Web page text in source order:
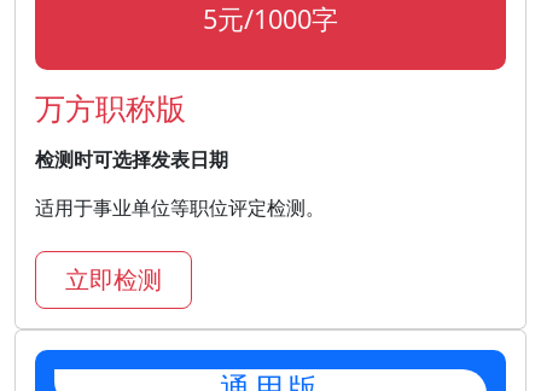
5元/1000字
万方职称版
检测时可选择发表日期
适用于事业单位等职位评定检测。
立即检测